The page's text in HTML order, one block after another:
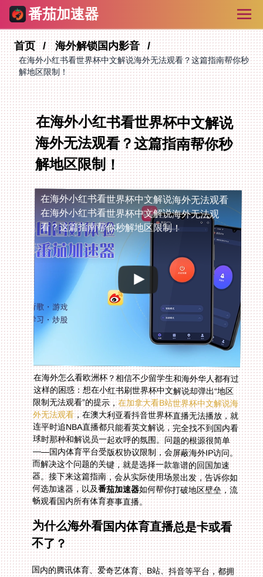
番茄加速器
首页 海外解锁国内影音
在海外小红书看世界杯中文解说海外无法观看？这篇指南帮你秒
解地区限制！
在海外小红书看世界杯中文解说
海外无法观看？这篇指南帮你秒
解地区限制！
在海外小红书看世界杯中文解说海外无法观看
在海外小红书看世界杯中文解说海外无法观
看？这篇指南帮你秒解地区限制！
在海外怎么看欧洲杯？相信不少留学生和海外华人都有过
这样的困惑：想在小红书刷世界杯中文解说却弹出“地区
限制无法观看”的提示，在加拿大看B站世界杯中文解说海
外无法观看，在澳大利亚看抖音世界杯直播无法播放，就
连平时追NBA直播都只能看英文解说，完全找不到国内看
球时那种和解说员一起欢呼的氛围。问题的根源很简单
——国内体育平台受版权协议限制，会屏蔽海外IP访问。
而解决这个问题的关键，就是选择一款靠谱的回国加速
器。接下来这篇指南，会从实际使用场景出发，告诉你如
何选加速器，以及番茄加速器如何帮你打破地区壁垒，流
畅观看国内所有体育赛事直播。
为什么海外看国内体育直播总是卡或看
不了？
国内的腾讯体育、爱奇艺体育、B站、抖音等平台，都拥
有NBA、世界杯、欧洲杯等赛事的独家版权，但这些版权
通常只覆盖中国大陆地区。当你在海外打开这些平台时，
系统会检测到你的IP地址不在国内，直接限制访问或降低
画质。就算偶尔能打开，也会因为跨国网络延迟高、带宽
不足，导致画面卡顿、声音不同步，甚至中途断流。比如
在加拿大的留学生小张，上次看世界杯小组赛时，B站直
播一直加载不出来，刷新了十几次还是提示“地区限制”；
在澳大利亚的华人李姐，刷抖音世界杯直播时，画面一直
转圈圈，好不容易加载出来，不到一分钟又卡成PPT。这
些问题，光靠刷新页面是解决不了的，必须通过加速器来